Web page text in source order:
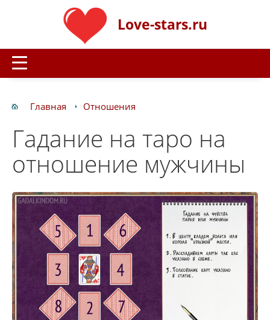
Love-stars.ru
Главная Отношения
Гадание на таро на
отношение мужчины